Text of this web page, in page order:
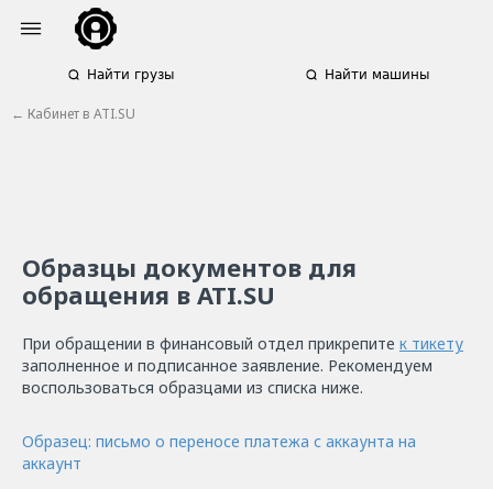
Найти грузы Найти машины
← Кабинет в ATI.SU
Образцы документов для
обращения в ATI.SU
При обращении в финансовый отдел прикрепите к тикету
заполненное и подписанное заявление. Рекомендуем
воспользоваться образцами из списка ниже.
Образец: письмо о переносе платежа с аккаунта на
аккаунт